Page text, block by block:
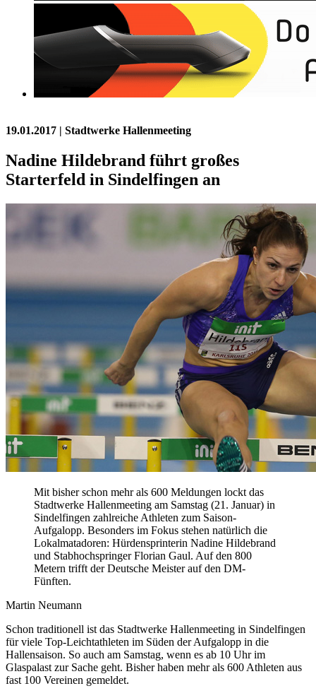
19.01.2017 | Stadtwerke Hallenmeeting
Nadine Hildebrand führt großes
Starterfeld in Sindelfingen an
Mit bisher schon mehr als 600 Meldungen lockt das
Stadtwerke Hallenmeeting am Samstag (21. Januar) in
Sindelfingen zahlreiche Athleten zum Saison-
Aufgalopp. Besonders im Fokus stehen natürlich die
Lokalmatadoren: Hürdensprinterin Nadine Hildebrand
und Stabhochspringer Florian Gaul. Auf den 800
Metern trifft der Deutsche Meister auf den DM-
Fünften.
Martin Neumann
Schon traditionell ist das Stadtwerke Hallenmeeting in Sindelfingen
für viele Top-Leichtathleten im Süden der Aufgalopp in die
Hallensaison. So auch am Samstag, wenn es ab 10 Uhr im
Glaspalast zur Sache geht. Bisher haben mehr als 600 Athleten aus
fast 100 Vereinen gemeldet.